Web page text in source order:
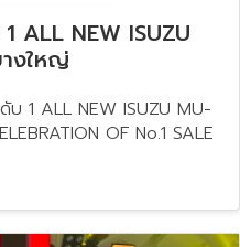
ALL NEW ISUZU
งใหญ่
1 ALL NEW ISUZU MU-
OF No.1 SALE